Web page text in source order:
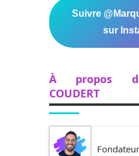
Suivre
sur
À propos
COUDERT